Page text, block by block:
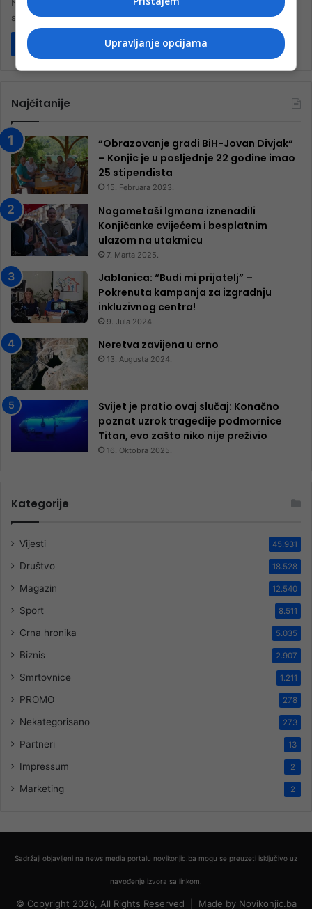
Nakon prvog poluvremena utakmice 6.kola Premijer lige BiH, koja
se igra u Tuzli na stadionu Tušanj, rezultat je 1:1. Tuzla…
Pročitaj više
Najčitanije
“Obrazovanje gradi BiH-Jovan Divjak“
– Konjic je u posljednje 22 godine imao
25 ​​stipendista
15. Februara 2023.
Nogometaši Igmana iznenadili
Konjičanke cvijećem i besplatnim
ulazom na utakmicu
7. Marta 2025.
Jablanica: “Budi mi prijatelj” –
Pokrenuta kampanja za izgradnju
inkluzivnog centra!
9. Jula 2024.
Neretva zavijena u crno
13. Augusta 2024.
Svijet je pratio ovaj slučaj: Konačno
poznat uzrok tragedije podmornice
Titan, evo zašto niko nije preživio
16. Oktobra 2025.
Kategorije
Vijesti 45.931
Društvo 18.528
Magazin 12.540
Sport 8.511
Crna hronika 5.035
Biznis 2.907
Smrtovnice 1.211
PROMO 278
Nekategorisano 273
Partneri 13
Impressum 2
Marketing 2
Sadržaji objavljeni na news media portalu novikonjic.ba mogu se preuzeti isključivo uz
navođenje izvora sa linkom.
© Copyright 2026, All Rights Reserved | Made by Novikonjic.ba
Upravljanje opcijama